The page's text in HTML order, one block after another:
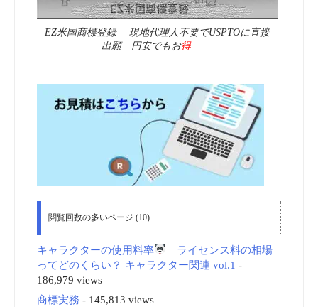
EZ米国商標登録 現地代理人不要でUSPTOに直接
出願 円安でもお得
閲覧回数の多いページ (10)
キャラクターの使用料率
ライセンス料の相場
ってどのくらい？ キャラクター関連 vol.1 -
186,979 views
商標実務 - 145,813 views